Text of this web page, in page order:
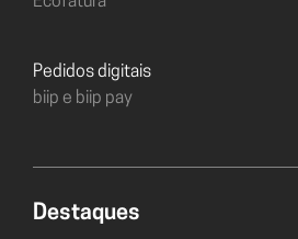
Pedidos digitais
biip e biip pay
Destaques